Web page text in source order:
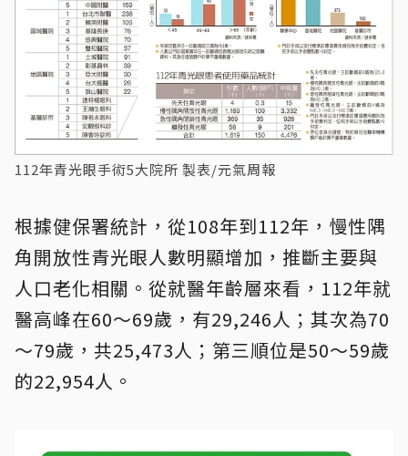
112年青光眼手術5大院所 製表/元氣周報
根據健保署統計，從108年到112年，慢性隅
角開放性青光眼人數明顯增加，推斷主要與
人口老化相關。從就醫年齡層來看，112年就
醫高峰在60～69歲，有29,246人；其次為70
～79歲，共25,473人；第三順位是50～59歲
的22,954人。